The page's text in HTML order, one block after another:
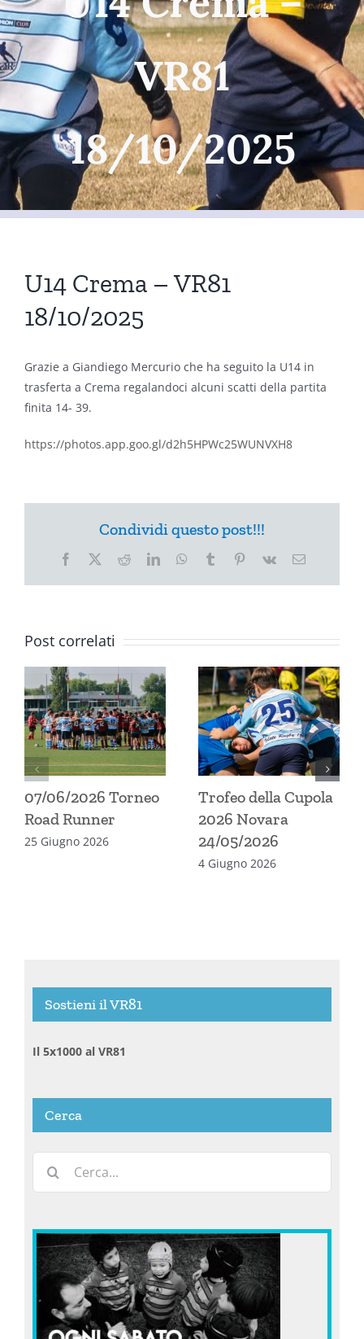
VR81
18/10/2025
U14 Crema – VR81
18/10/2025
Grazie a Giandiego Mercurio che ha seguito la U14 in
trasferta a Crema regalandoci alcuni scatti della partita
finita 14- 39.
https://photos.app.goo.gl/d2h5HPWc25WUNVXH8
Condividi questo post!!!
Facebook
X RedditLinkedInWhatsApp
Tumblr Pinterest
Vk Email
Post correlati
07/06/2026 Torneo
Road Runner
25 Giugno 2026
Trofeo della Cupola
2026 Novara
24/05/2026
4 Giugno 2026
Sostieni il VR81
Il 5x1000 al VR81
Cerca
per: